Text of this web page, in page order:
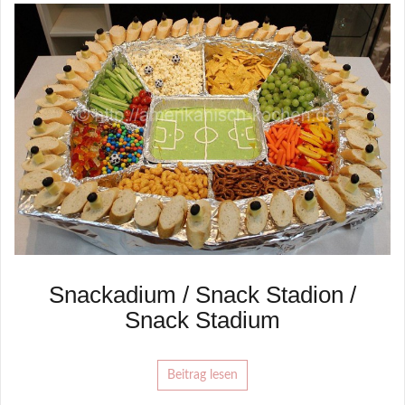
Snackadium / Snack Stadion /
Snack Stadium
Beitrag lesen